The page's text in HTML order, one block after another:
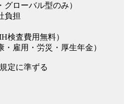
ローバル型のみ）
負担
検査費用無料）
雇用・労災・厚生年金）
定に準ずる